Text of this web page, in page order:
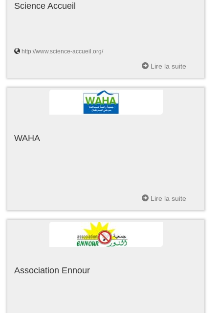
Science Accueil
http://www.science-accueil.org/
Lire la suite
WAHA
Lire la suite
Association Ennour